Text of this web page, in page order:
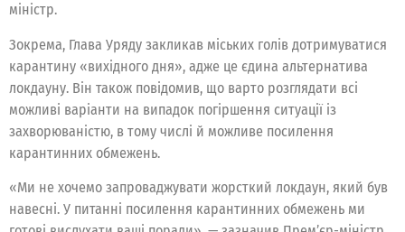
міністр.
Зокрема, Глава Уряду закликав міських голів дотримуватися
карантину «вихідного дня», адже це єдина альтернатива
локдауну. Він також повідомив, що варто розглядати всі
можливі варіанти на випадок погіршення ситуації із
захворюваністю, в тому числі й можливе посилення
карантинних обмежень.
«Ми не хочемо запроваджувати жорсткий локдаун, який був
навесні. У питанні посилення карантинних обмежень ми